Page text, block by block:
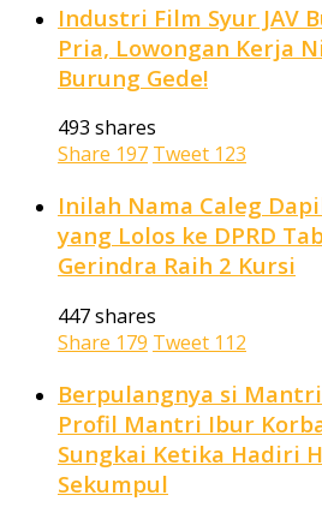
Industri Film Syur JAV
Pria, Lowongan Kerja
Burung Gede!
493 shares
Share 197 Tweet 123
Inilah Nama Caleg
yang Lolos ke DPRD
Gerindra Raih 2 Kursi
447 shares
Share 179 Tweet 112
Berpulangnya si
Profil Mantri Ibur
Sungkai Ketika Hadiri
Sekumpul